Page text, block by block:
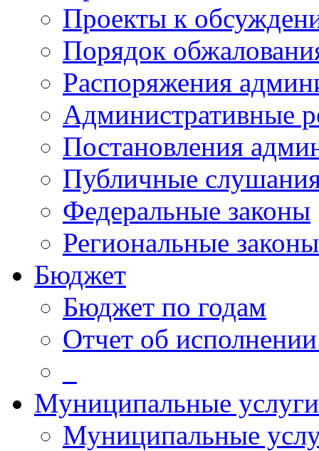
Проекты к
Порядок
Распоряжения
Административные
Постановления
Публичные
Федеральные законы
Региональные законы
Бюджет
Бюджет по годам
Отчет об
Муниципальные услуги
Муниципальные